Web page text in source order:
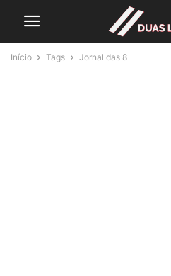
Início Tags Jornal das 8